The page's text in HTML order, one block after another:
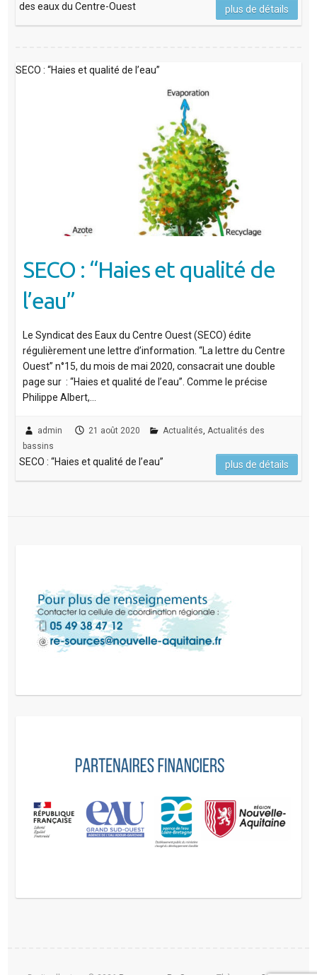
des eaux du Centre-Ouest
plus de détails
SECO : “Haies et qualité de l’eau”
SECO : “Haies et qualité de
l’eau”
Le Syndicat des Eaux du Centre Ouest (SECO) édite
régulièrement une lettre d’information. “La lettre du Centre
Ouest” n°15, du mois de mai 2020, consacrait une double
page sur : “Haies et qualité de l’eau”. Comme le précise
Philippe Albert,…
admin 21 août 2020 Actualités, Actualités des
bassins
SECO : “Haies et qualité de l’eau” plus de détails